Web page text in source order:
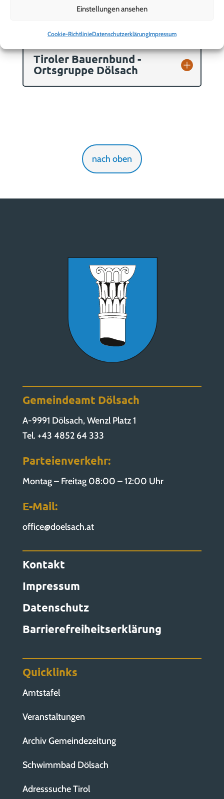
Einstellungen ansehen
Cookie-RichtlinieDatenschutzerklärungImpressum
Theaterwerkstatt
Tiroler Bauernbund -
Ortsgruppe Dölsach
nach oben
Gemeindeamt Dölsach
A-9991 Dölsach, Wenzl Platz 1
Tel. +43 4852 64 333
Parteienverkehr:
Montag – Freitag 08:00 – 12:00 Uhr
E-Mail:
office@doelsach.at
Kontakt
Impressum
Datenschutz
Barrierefreiheitserklärung
Quicklinks
Amtstafel
Veranstaltungen
Archiv Gemeindezeitung
Schwimmbad Dölsach
Adresssuche Tirol